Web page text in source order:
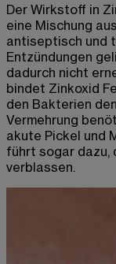
Der Wirkstoff in
eine Mischung
antiseptisch und
Entzündungen
dadurch nicht
bindet Zinkoxid
den Bakterien
Vermehrung
akute Pickel und
führt sogar dazu,
verblassen.